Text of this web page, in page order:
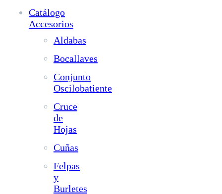
Catálogo
Accesorios
Aldabas
Bocallaves
Conjunto
Oscilobatiente
Cruce
de
Hojas
Cuñas
Felpas
y
Burletes